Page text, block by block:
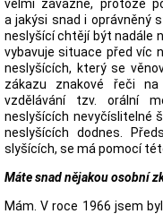
velmi závažné, protože
a jakýsi snad i oprávněný
neslyšící chtějí být nadále
vybavuje situace před víc
neslyšících, který se
zákazu znakové řeči
vzdělávání tzv. orální
neslyšících nevyčíslitelné
neslyšících dodnes.
slyšících, se má pomocí
Máte snad nějakou osobní
Mám. V roce 1966 jsem